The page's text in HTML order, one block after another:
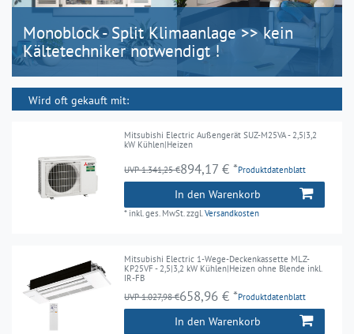
Monoblock - Split Klimaanlage >> kein
Kältetechniker notwendigt !
Wird oft gekauft mit:
Mitsubishi Electric Außengerät SUZ-M25VA - 2,5|3,2
kW Kühlen|Heizen
Produktdatenblatt
UVP 1.341,25 €894,17 € *
In den Warenkorb
* inkl. ges. MwSt.zzgl.Versandkosten
Mitsubishi Electric 1-Wege-Deckenkassette MLZ-
KP25VF - 2,5|3,2 kW Kühlen|Heizen ohne Blende inkl.
IR-FB
Produktdatenblatt
UVP 1.027,98 €658,96 € *
In den Warenkorb